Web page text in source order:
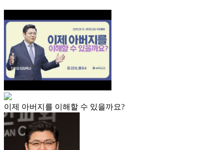
이제 아버지를 이해할 수 있을까요?